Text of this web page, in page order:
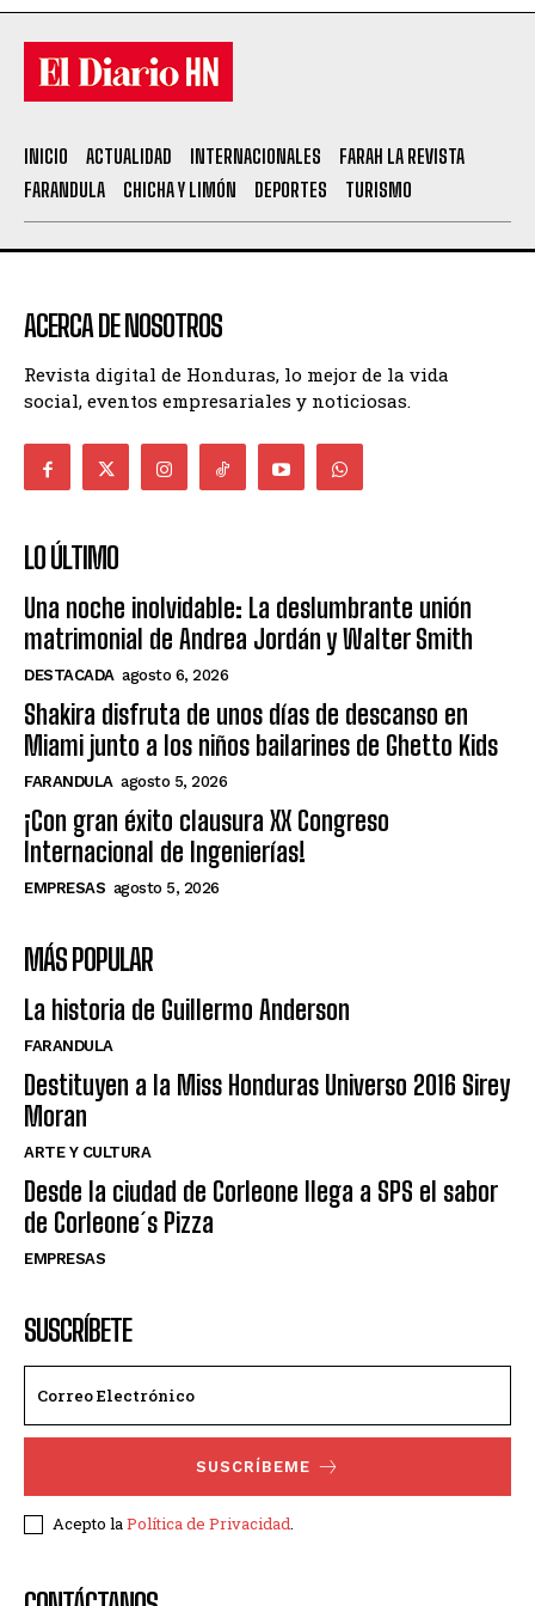
INICIO ACTUALIDAD INTERNACIONALES
FARAH LA REVISTA
FARANDULA
CHICHA Y LIMÓN DEPORTES TURISMO
ACERCA DE NOSOTROS
Revista digital de Honduras, lo mejor de la vida
social, eventos empresariales y noticiosas.
LO ÚLTIMO
Una noche inolvidable: La deslumbrante unión
matrimonial de Andrea Jordán y Walter Smith
DESTACADA agosto 6, 2026
Shakira disfruta de unos días de descanso en
Miami junto a los niños bailarines de Ghetto Kids
FARANDULA agosto 5, 2026
¡Con gran éxito clausura XX Congreso
Internacional de Ingenierías!
EMPRESAS agosto 5, 2026
MÁS POPULAR
La historia de Guillermo Anderson
FARANDULA
Destituyen a la Miss Honduras Universo 2016 Sirey
Moran
ARTE Y CULTURA
Desde la ciudad de Corleone llega a SPS el sabor
de Corleone´s Pizza
EMPRESAS
SUSCRÍBETE
SUSCRÍBEME
Acepto laPolítica de Privacidad.